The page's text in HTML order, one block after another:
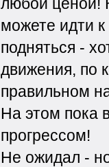
можете идти
подняться -
движения, по
правильном
На этом пока
прогрессом!
Не ожидал -